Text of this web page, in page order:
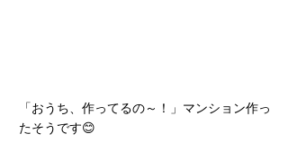
「おうち、作ってるの～！」マンション作っ
たそうです😊